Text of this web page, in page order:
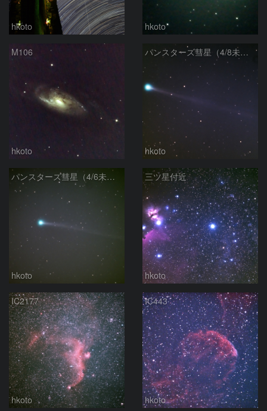
hkoto hkoto
M106
hkoto
パンスターズ彗星（4/8未明）
hkoto
パンスターズ彗星（4/6未明）
hkoto
三ツ星付近
hkoto
IC2177
hkoto
IC443
hkoto